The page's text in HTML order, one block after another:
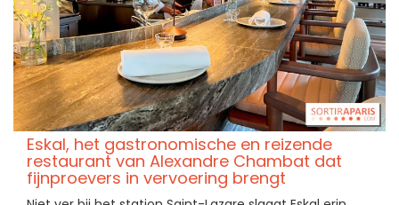
Eskal, het gastronomische en reizende
restaurant van Alexandre Chambat dat
fijnproevers in vervoering brengt